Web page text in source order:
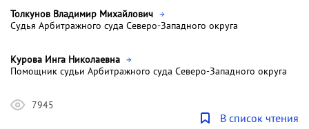
Толкунов Владимир Михайлович
Судья Арбитражного суда Северо-Западного округа
Курова Инга Николаевна
Помощник судьи Арбитражного суда Северо-Западного округа
7945
В список чтения